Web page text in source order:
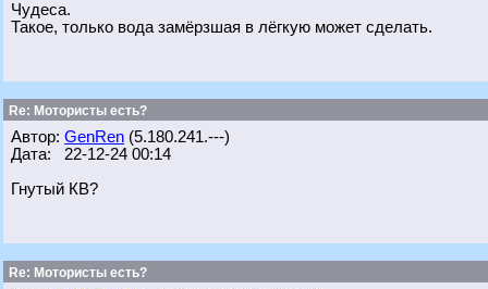
Чудеса.
Такое, только вода замёрзшая в лёгкую может сделать.
Re: Мотористы есть?
Автор: GenRen (5.180.241.---)
Дата: 22-12-24 00:14
Гнутый КВ?
Re: Мотористы есть?